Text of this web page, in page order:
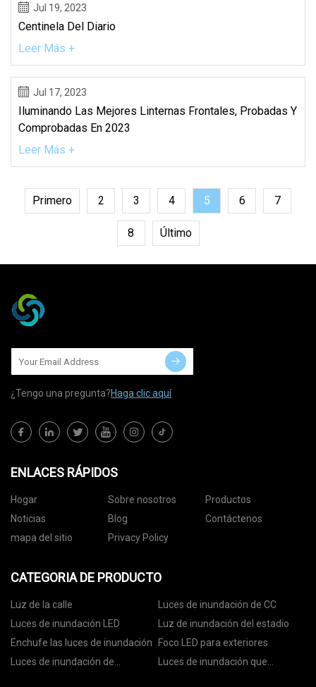
Jul 19, 2023
Centinela Del Diario
Leer Más +
Jul 17, 2023
Iluminando Las Mejores Linternas Frontales, Probadas Y
Comprobadas En 2023
Leer Más +
Primero 2 3 4 5 6 7
8 Último
¿Tengo una pregunta?Haga clic aquí
ENLACES RÁPIDOS
Hogar Sobre nosotros
Productos
Noticias
Blog
Contáctenos
mapa del sitio
Privacy Policy
CATEGORIA DE PRODUCTO
Luz de la calle
Luces de inundación de CC
Luces de inundación LED
Luz de inundación del estadio
Enchufe las luces de inundación
Foco LED para exteriores
Luces de inundación de
Luces de inundación que